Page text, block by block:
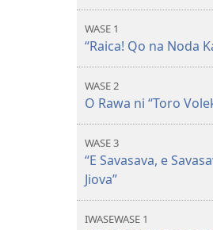
WASE 1
“Raica! Qo na Noda
WASE 2
O Rawa ni “Toro
WASE 3
“E Savasava, e
Jiova”
IWASEWASE 1